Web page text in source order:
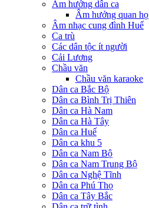
Âm hưởng dân ca
Âm hưởng quan họ
Âm nhạc cung đình Huế
Ca trù
Các dân tộc ít người
Cải Lương
Chầu văn
Chầu văn karaoke
Dân ca Bắc Bộ
Dân ca Bình Trị Thiên
Dân ca Hà Nam
Dân ca Hà Tây
Dân ca Huế
Dân ca khu 5
Dân ca Nam Bộ
Dân ca Nam Trung Bộ
Dân ca Nghệ Tĩnh
Dân ca Phú Thọ
Dân ca Tây Bắc